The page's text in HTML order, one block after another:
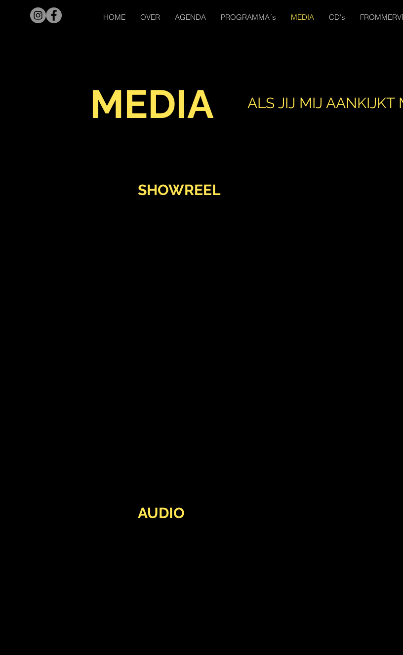
HOME OVER AGENDA PROGRAMMA´s MEDIA CD's
MEDIA ALS JIJ MIJ AANKIJKT
SHOWREEL
AUDIO